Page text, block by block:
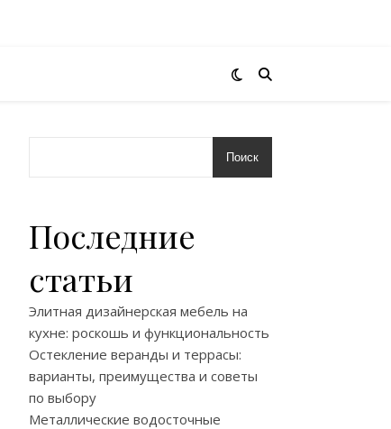
Поиск
Последние
статьи
Элитная дизайнерская мебель на
кухне: роскошь и функциональность
Остекление веранды и террасы:
варианты, преимущества и советы
по выбору
Металлические водосточные